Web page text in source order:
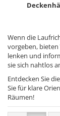
Wenn die
vorgeben, bieten
lenken und
sie sich nahtlos
Entdecken Sie
Sie für klare
Räumen!